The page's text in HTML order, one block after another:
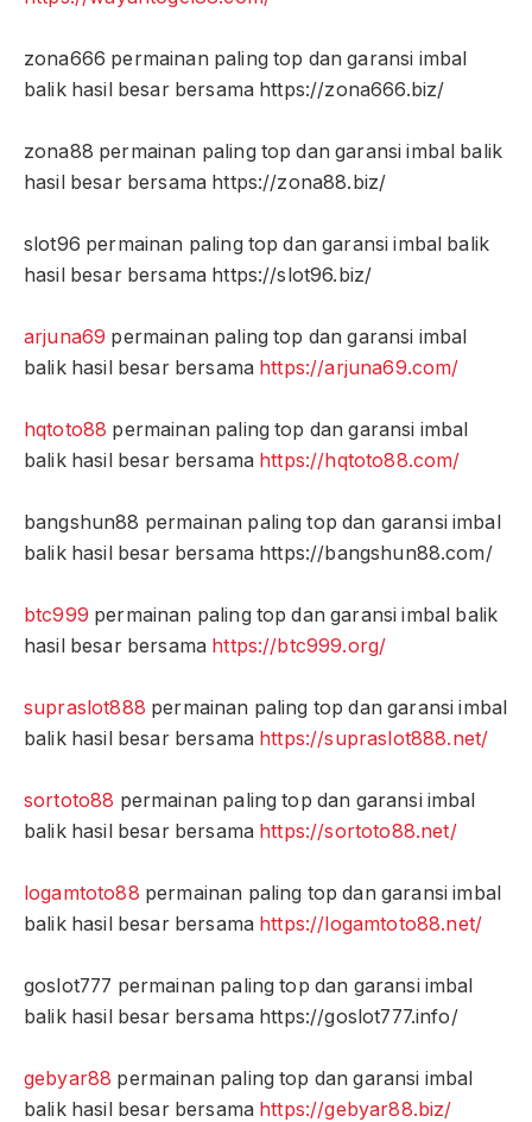
zona666 permainan paling top dan garansi imbal
balik hasil besar bersama https://zona666.biz/
zona88 permainan paling top dan garansi imbal balik
hasil besar bersama https://zona88.biz/
slot96 permainan paling top dan garansi imbal balik
hasil besar bersama https://slot96.biz/
arjuna69 permainan paling top dan garansi imbal
balik hasil besar bersama https://arjuna69.com/
hqtoto88 permainan paling top dan garansi imbal
balik hasil besar bersama https://hqtoto88.com/
bangshun88 permainan paling top dan garansi imbal
balik hasil besar bersama https://bangshun88.com/
btc999 permainan paling top dan garansi imbal balik
hasil besar bersama https://btc999.org/
supraslot888 permainan paling top dan garansi imbal
balik hasil besar bersama https://supraslot888.net/
sortoto88 permainan paling top dan garansi imbal
balik hasil besar bersama https://sortoto88.net/
logamtoto88 permainan paling top dan garansi imbal
balik hasil besar bersama https://logamtoto88.net/
goslot777 permainan paling top dan garansi imbal
balik hasil besar bersama https://goslot777.info/
gebyar88 permainan paling top dan garansi imbal
balik hasil besar bersama https://gebyar88.biz/